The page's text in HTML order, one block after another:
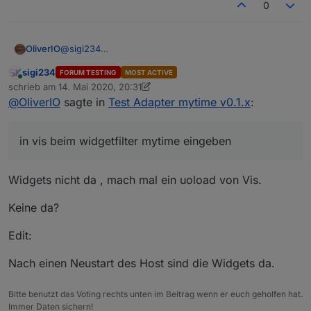
0
OliverIO@sigi234
Online
sigi234 FORUM TESTING MOST ACTIVE
schrieb am 14. Mai 2020, 20:31
zuletzt editiert von sigi234
@OliverIO sagte in Test Adapter mytime v0.1.x:
in vis beim widgetfilter mytime eingeben
Widgets nicht da , mach mal ein uoload von Vis.
Keine da?
Edit:
Nach einen Neustart des Host sind die Widgets da.
Bitte benutzt das Voting rechts unten im Beitrag wenn er euch geholfen hat.
Immer Daten sichern!